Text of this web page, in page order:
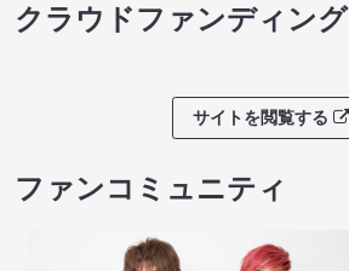
クラウドファンディング
サイトを閲覧する
ファンコミュニティ